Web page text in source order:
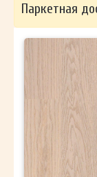
Паркетная